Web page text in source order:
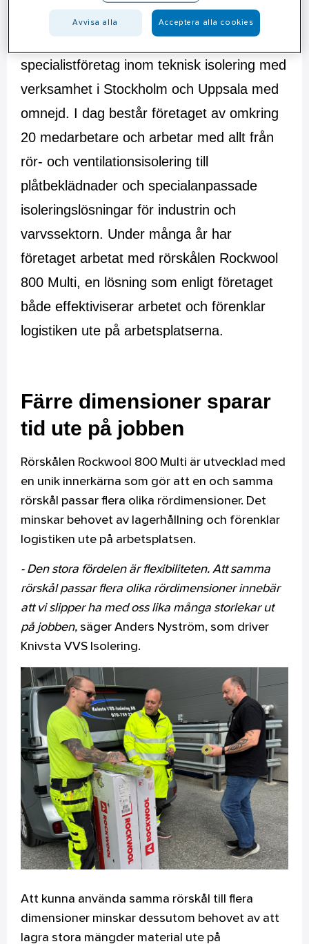
Knivsta VVS Isolering grundades redan
1995 och har vuxit till ett etablerat
specialistföretag inom teknisk isolering med
verksamhet i Stockholm och Uppsala med
omnejd. I dag består företaget av omkring
20 medarbetare och arbetar med allt från
rör- och ventilationsisolering till
plåtbeklädnader och specialanpassade
isoleringslösningar för industrin och
varvssektorn. Under många år har
företaget arbetat med rörskålen Rockwool
800 Multi, en lösning som enligt företaget
både effektiviserar arbetet och förenklar
logistiken ute på arbetsplatserna.
Färre dimensioner sparar
tid ute på jobben
Rörskålen Rockwool 800 Multi är utvecklad med
en unik innerkärna som gör att en och samma
rörskål passar flera olika rördimensioner. Det
minskar behovet av lagerhållning och förenklar
logistiken ute på arbetsplatsen.
- Den stora fördelen är flexibiliteten. Att samma
rörskål passar flera olika rördimensioner innebär
att vi slipper ha med oss lika många storlekar ut
på jobben, säger Anders Nyström, som driver
Knivsta VVS Isolering.
Att kunna använda samma rörskål till flera
dimensioner minskar dessutom behovet av att
lagra stora mängder material ute på
Avvisa alla Acceptera alla cookies